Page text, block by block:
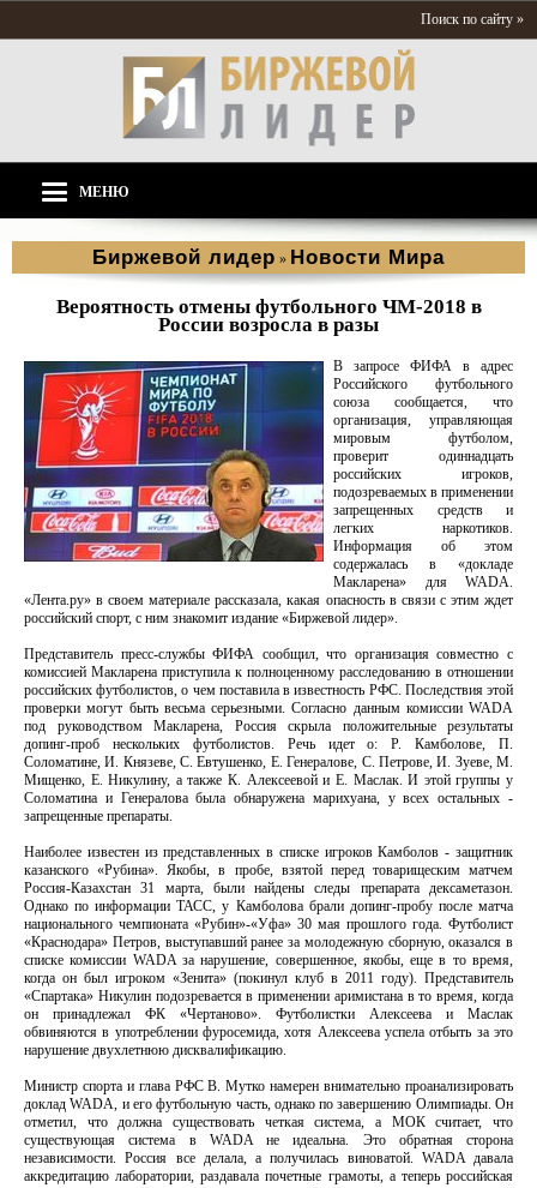
Поиск по сайту »
МЕНЮ
Биржевой лидер » Новости Мира
Вероятность отмены футбольного ЧМ-2018 в
России возросла в разы
В запросе ФИФА в адрес
Российского футбольного
союза сообщается, что
организация, управляющая
мировым футболом,
проверит одиннадцать
российских игроков,
подозреваемых в применении
запрещенных средств и
легких наркотиков.
Информация об этом
содержалась в «докладе
Макларена» для WADA.
«Лента.ру» в своем материале рассказала, какая опасность в связи с этим ждет
российский спорт, с ним знакомит издание «Биржевой лидер».
Представитель пресс-службы ФИФА сообщил, что организация совместно с
комиссией Макларена приступила к полноценному расследованию в отношении
российских футболистов, о чем поставила в известность РФС. Последствия этой
проверки могут быть весьма серьезными. Согласно данным комиссии WADA
под руководством Макларена, Россия скрыла положительные результаты
допинг-проб нескольких футболистов. Речь идет о: Р. Камболове, П.
Соломатине, И. Князеве, С. Евтушенко, Е. Генералове, С. Петрове, И. Зуеве, М.
Мищенко, Е. Никулину, а также К. Алексеевой и Е. Маслак. И этой группы у
Соломатина и Генералова была обнаружена марихуана, у всех остальных -
запрещенные препараты.
Наиболее известен из представленных в списке игроков Камболов - защитник
казанского «Рубина». Якобы, в пробе, взятой перед товарищеским матчем
Россия-Казахстан 31 марта, были найдены следы препарата дексаметазон.
Однако по информации ТАСС, у Камболова брали допинг-пробу после матча
национального чемпионата «Рубин»-«Уфа» 30 мая прошлого года. Футболист
«Краснодара» Петров, выступавший ранее за молодежную сборную, оказался в
списке комиссии WADA за нарушение, совершенное, якобы, еще в то время,
когда он был игроком «Зенита» (покинул клуб в 2011 году). Представитель
«Спартака» Никулин подозревается в применении аримистана в то время, когда
он принадлежал ФК «Чертаново». Футболистки Алексеева и Маслак
обвиняются в употреблении фуросемида, хотя Алексеева успела отбыть за это
нарушение двухлетнюю дисквалификацию.
Министр спорта и глава РФС В. Мутко намерен внимательно проанализировать
доклад WADA, и его футбольную часть, однако по завершению Олимпиады. Он
отметил, что должна существовать четкая система, а МОК считает, что
существующая система в WADA не идеальна. Это обратная сторона
независимости. Россия все делала, а получилась виноватой. WADA давала
аккредитацию лаборатории, раздавала почетные грамоты, а теперь российская